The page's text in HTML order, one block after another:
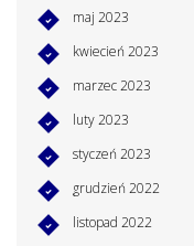
maj 2023
kwiecień 2023
marzec 2023
luty 2023
styczeń 2023
grudzień 2022
listopad 2022